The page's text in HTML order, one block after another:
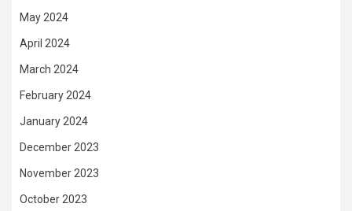
May 2024
April 2024
March 2024
February 2024
January 2024
December 2023
November 2023
October 2023